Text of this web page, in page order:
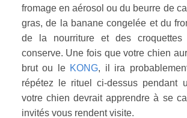
fromage en aérosol ou du beurre de
gras, de la banane congelée et du
de la nourriture et des
conserve. Une fois que votre chien
brut ou le KONG, il ira
répétez le rituel ci-dessus pendant
votre chien devrait apprendre à se
invités vous rendent visite.